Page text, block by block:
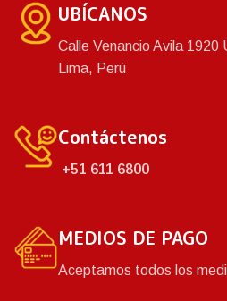
UBÍCANOS
Calle Venancio Avila 1920
Lima, Perú
Contáctenos
+51 611 6800
MEDIOS DE PAGO
Aceptamos todos los